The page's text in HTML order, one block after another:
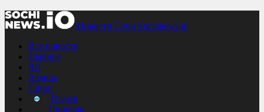
Новости Сочи Sochinews.io
Все новости
Главное
ЧП
Афиша
Спорт
Пляжи
Природа